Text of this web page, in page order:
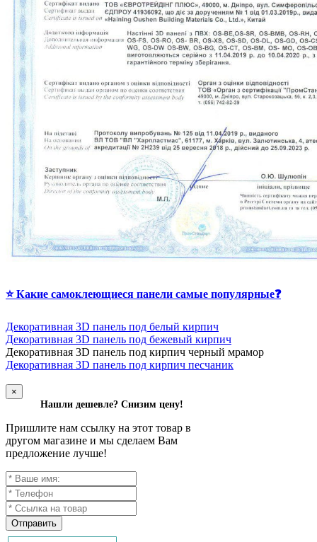
⭐ Какие самоклеющиеся панели самые популярные❓
Декоративная 3D панель под белый кирпич
Декоративная 3D панель под бежевый кирпич
Декоративная 3D панель под кирпич черный мрамор
Декоративная 3D панель под кирпич песчаник
×
Нашли дешевле? Снизим цену!
Пришлите нам ссылку на этот товар в
другом магазине и мы сделаем Вам
предложение лучше!
Отправить